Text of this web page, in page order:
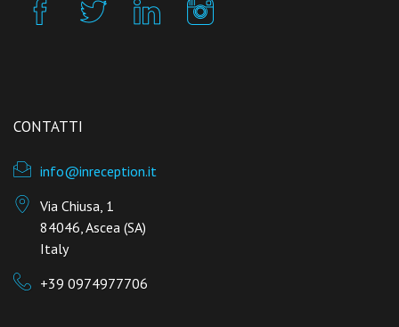
CONTATTI
info@inreception.it
Via Chiusa, 1
84046, Ascea (SA)
Italy
+39 0974977706